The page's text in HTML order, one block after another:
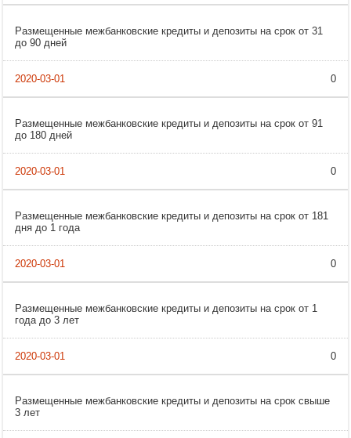
Размещенные межбанковские кредиты и депозиты на срок от 31
до 90 дней
0
Размещенные межбанковские кредиты и депозиты на срок от 91
до 180 дней
0
Размещенные межбанковские кредиты и депозиты на срок от 181
дня до 1 года
0
Размещенные межбанковские кредиты и депозиты на срок от 1
года до 3 лет
0
Размещенные межбанковские кредиты и депозиты на срок свыше
3 лет